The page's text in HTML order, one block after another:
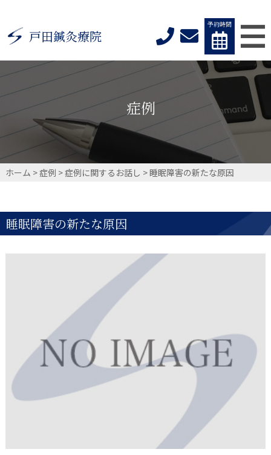
戸田鍼灸療院
予約時間
症例
ホーム >症例 >症例に関するお話し >睡眠障害の新たな原因
睡眠障害の新たな原因